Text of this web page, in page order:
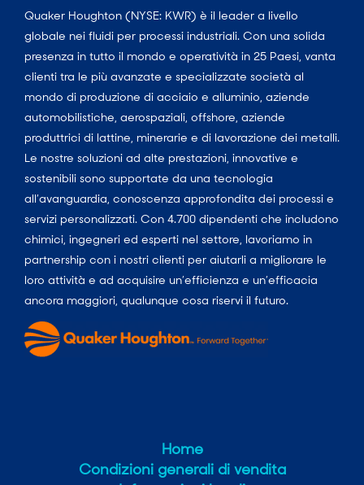
Quaker Houghton (NYSE: KWR) è il leader a livello
globale nei fluidi per processi industriali. Con una solida
presenza in tutto il mondo e operatività in 25 Paesi, vanta
clienti tra le più avanzate e specializzate società al
mondo di produzione di acciaio e alluminio, aziende
automobilistiche, aerospaziali, offshore, aziende
produttrici di lattine, minerarie e di lavorazione dei metalli.
Le nostre soluzioni ad alte prestazioni, innovative e
sostenibili sono supportate da una tecnologia
all’avanguardia, conoscenza approfondita dei processi e
servizi personalizzati. Con 4.700 dipendenti che includono
chimici, ingegneri ed esperti nel settore, lavoriamo in
partnership con i nostri clienti per aiutarli a migliorare le
loro attività e ad acquisire un’efficienza e un’efficacia
ancora maggiori, qualunque cosa riservi il futuro.
Home
Condizioni generali di vendita